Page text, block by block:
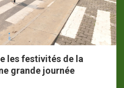
les festivités de la
grande journée